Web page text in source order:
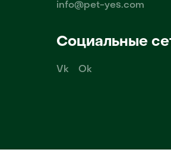
info@pet-yes.com
Социальные
Vk Ok